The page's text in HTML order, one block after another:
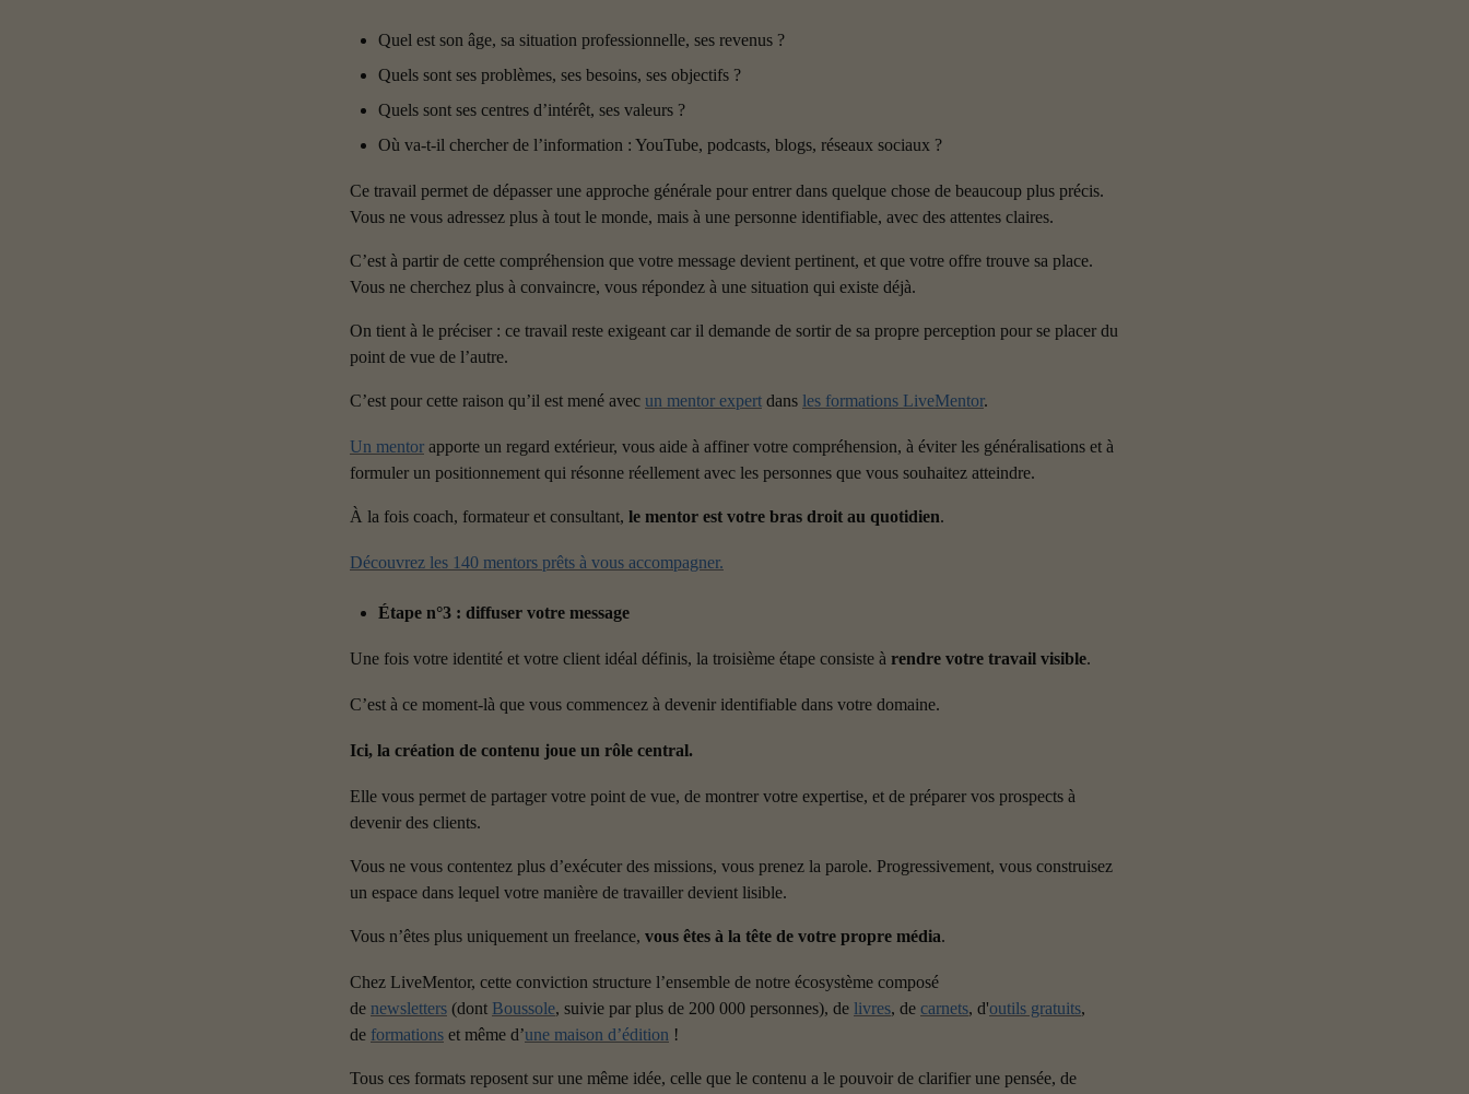
Quel est son âge, sa situation professionnelle, ses revenus ?
Quels sont ses problèmes, ses besoins, ses objectifs ?
Quels sont ses centres d’intérêt, ses valeurs ?
Où va-t-il chercher de l’information : YouTube, podcasts, blogs, réseaux sociaux ?
Ce travail permet de dépasser une approche générale pour entrer dans quelque chose de beaucoup plus précis.
Vous ne vous adressez plus à tout le monde, mais à une personne identifiable, avec des attentes claires.
C’est à partir de cette compréhension que votre message devient pertinent, et que votre offre trouve sa place.
Vous ne cherchez plus à convaincre, vous répondez à une situation qui existe déjà.
On tient à le préciser : ce travail reste exigeant car il demande de sortir de sa propre perception pour se placer du
point de vue de l’autre.
C’est pour cette raison qu’il est mené avec un mentor expert dans les formations LiveMentor.
Un mentor apporte un regard extérieur, vous aide à affiner votre compréhension, à éviter les généralisations et à
formuler un positionnement qui résonne réellement avec les personnes que vous souhaitez atteindre.
À la fois coach, formateur et consultant, le mentor est votre bras droit au quotidien.
Découvrez les 140 mentors prêts à vous accompagner.
Étape n°3 : diffuser votre message
Une fois votre identité et votre client idéal définis, la troisième étape consiste à rendre votre travail visible.
C’est à ce moment-là que vous commencez à devenir identifiable dans votre domaine.
Ici, la création de contenu joue un rôle central.
Elle vous permet de partager votre point de vue, de montrer votre expertise, et de préparer vos prospects à
devenir des clients.
Vous ne vous contentez plus d’exécuter des missions, vous prenez la parole. Progressivement, vous construisez
un espace dans lequel votre manière de travailler devient lisible.
Vous n’êtes plus uniquement un freelance, vous êtes à la tête de votre propre média.
Chez LiveMentor, cette conviction structure l’ensemble de notre écosystème composé
de newsletters (dont Boussole, suivie par plus de 200 000 personnes), de livres, de carnets, d'outils gratuits,
de formations et même d’une maison d’édition !
Tous ces formats reposent sur une même idée, celle que le contenu a le pouvoir de clarifier une pensée, de